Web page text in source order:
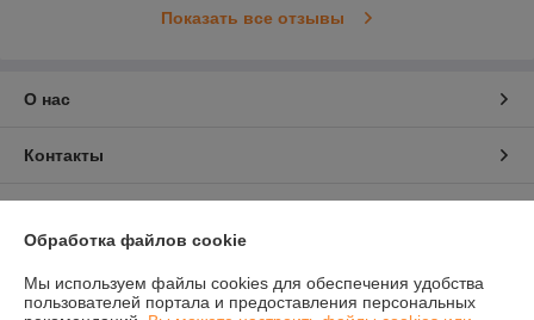
Показать все отзывы
О нас
Контакты
Обработка файлов cookie
Мы используем файлы cookies для обеспечения удобства
пользователей портала и предоставления персональных